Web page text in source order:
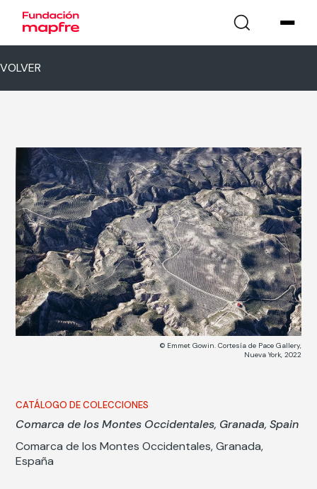
VOLVER
© Emmet Gowin. Cortesía de Pace Gallery,
Nueva York, 2022
CATÁLOGO DE COLECCIONES
Comarca de los Montes Occidentales, Granada, Spain
Comarca de los Montes Occidentales, Granada,
España